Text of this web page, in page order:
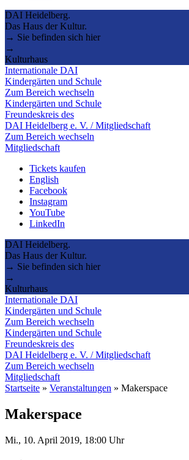
DAI Heidelberg.
Das Haus der Kultur.
→ Sie befinden sich hier
→
Kulturhaus
Internationale DAI
Kindergärten und Schule
Zum Bereich wechseln
Kindergärten und Schule
Freundeskreis des
DAI Heidelberg e. V. / Mitgliedschaft
Zum Bereich wechseln
Mitgliedschaft
Tickets kaufen
English
Facebook
Instagram
YouTube
LinkedIn
DAI Heidelberg.
Das Haus der Kultur.
→ Sie befinden sich hier
→
Kulturhaus
Internationale DAI
Kindergärten und Schule
Zum Bereich wechseln
Kindergärten und Schule
Freundeskreis des
DAI Heidelberg e. V. / Mitgliedschaft
Zum Bereich wechseln
Mitgliedschaft
Startseite » Veranstaltungen » Makerspace
Makerspace
Mi., 10. April 2019, 18:00 Uhr